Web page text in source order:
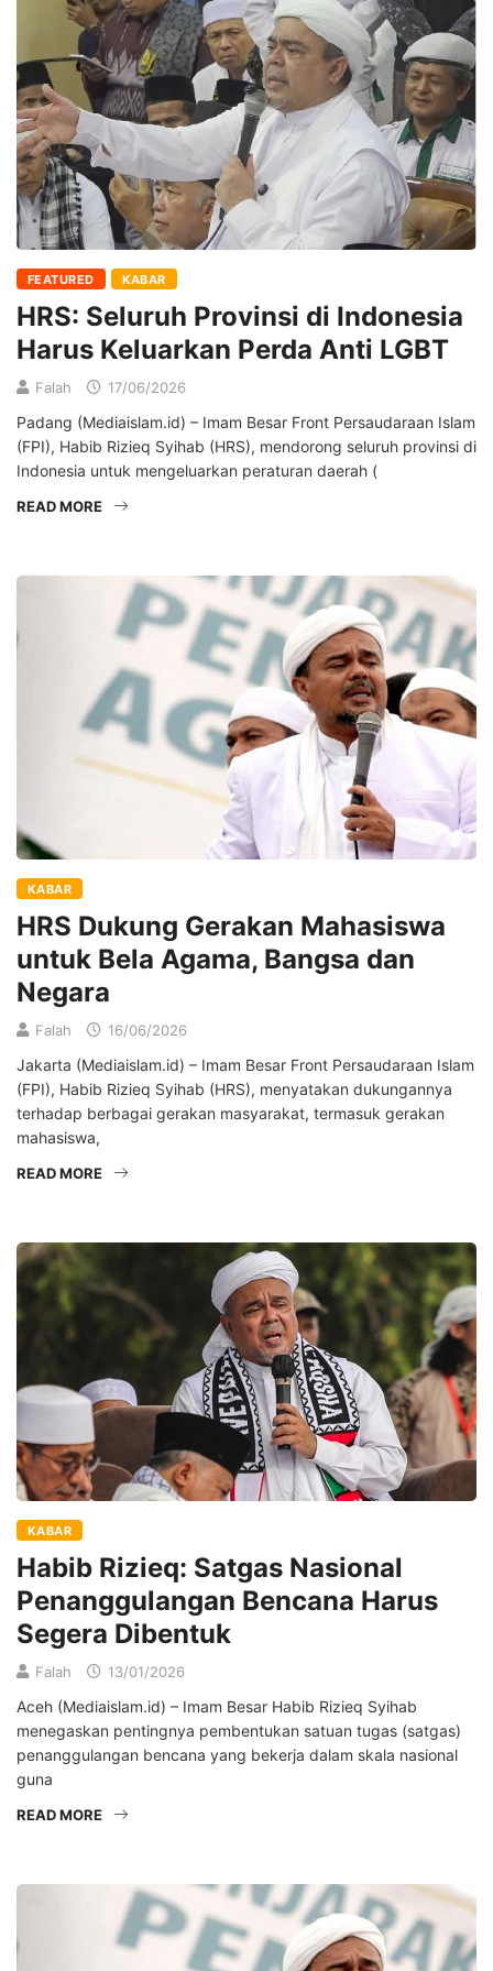
FEATURED KABAR
HRS: Seluruh Provinsi di Indonesia
Harus Keluarkan Perda Anti LGBT
Falah 17/06/2026
Padang (Mediaislam.id) – Imam Besar Front Persaudaraan Islam
(FPI), Habib Rizieq Syihab (HRS), mendorong seluruh provinsi di
Indonesia untuk mengeluarkan peraturan daerah (
READ MORE
KABAR
HRS Dukung Gerakan Mahasiswa
untuk Bela Agama, Bangsa dan
Negara
Falah 16/06/2026
Jakarta (Mediaislam.id) – Imam Besar Front Persaudaraan Islam
(FPI), Habib Rizieq Syihab (HRS), menyatakan dukungannya
terhadap berbagai gerakan masyarakat, termasuk gerakan
mahasiswa,
READ MORE
KABAR
Habib Rizieq: Satgas Nasional
Penanggulangan Bencana Harus
Segera Dibentuk
Falah 13/01/2026
Aceh (Mediaislam.id) – Imam Besar Habib Rizieq Syihab
menegaskan pentingnya pembentukan satuan tugas (satgas)
penanggulangan bencana yang bekerja dalam skala nasional
guna
READ MORE